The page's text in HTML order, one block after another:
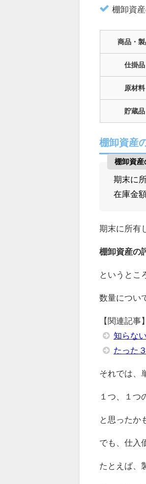
棚卸資
商品・製
仕掛品
原材料
貯蔵品
棚卸資産
棚卸資産
期末に
在庫金
期末に所有
棚卸資産の
というとこ
数量につい
【関連記事】
知らな
たった
それでは、
１つ、１つ
と思ったか
でも、仕入
たとえば、